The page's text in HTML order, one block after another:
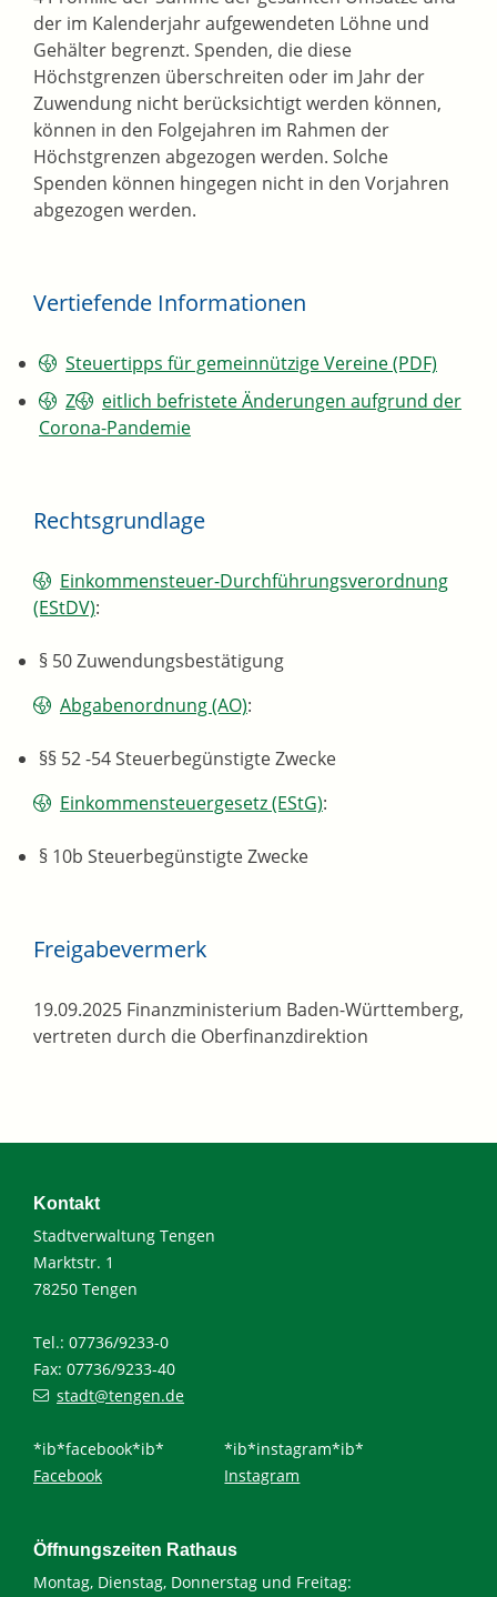
der im Kalenderjahr aufgewendeten Löhne und
Gehälter begrenzt. Spenden, die diese
Höchstgrenzen überschreiten oder im Jahr der
Zuwendung nicht berücksichtigt werden können,
können in den Folgejahren im Rahmen der
Höchstgrenzen abgezogen werden. Solche
Spenden können hingegen nicht in den Vorjahren
abgezogen werden.
Vertiefende Informationen
Steuertipps für gemeinnützige Vereine (PDF)
Z
eitlich befristete Änderungen aufgrund der
Corona-Pandemie
Rechtsgrundlage
Einkommensteuer-Durchführungsverordnung
(EStDV):
§ 50 Zuwendungsbestätigung
Abgabenordnung (AO):
§§ 52 -54 Steuerbegünstigte Zwecke
Einkommensteuergesetz (EStG):
§ 10b Steuerbegünstigte Zwecke
Freigabevermerk
19.09.2025 Finanzministerium Baden-Württemberg,
vertreten durch die Oberfinanzdirektion
Kontakt
Stadtverwaltung Tengen
Marktstr. 1
78250 Tengen
Tel.: 07736/9233-0
Fax: 07736/9233-40
stadt@tengen.de
*ib*facebook*ib*
Facebook
*ib*instagram*ib*
Instagram
Öffnungszeiten Rathaus
Montag, Dienstag, Donnerstag und Freitag: